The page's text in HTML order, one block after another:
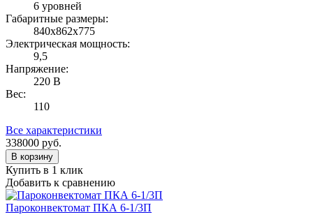
6 уровней
Габаритные размеры:
840х862х775
Электрическая мощность:
9,5
Напряжение:
220 В
Вес:
110
Все характеристики
338000 руб.
В корзину
Купить в 1 клик
Добавить к сравнению
Пароконвектомат ПКА 6-1/3П